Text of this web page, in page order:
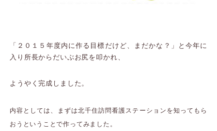
「２０１５年度内に作る目標だけど、まだかな？」と今年に
入り所長からだいぶお尻を叩かれ、
ようやく完成しました。
内容としては、まずは北千住訪問看護ステーションを知ってもら
おうということで作ってみました。